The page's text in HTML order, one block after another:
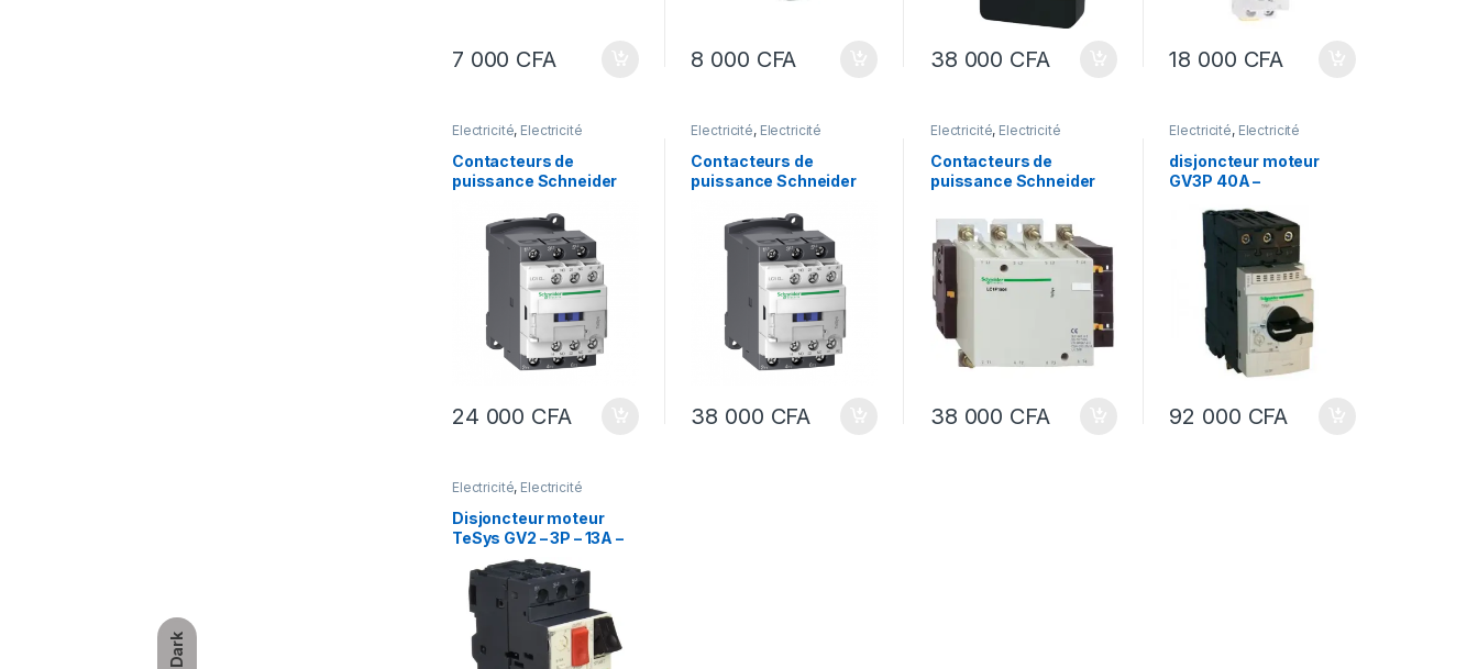
Dark
7 000 CFA 8 000 CFA 38 000 CFA 18 000 CFA
Électricité, Electricité
Contacteurs de
puissance Schneider
TeSys LC1D 3P AC3
440V -bobine 230 V CA
– LC1D12P7 -
Contacteur Schneider
3P Lc1D12 – lc1d12b7
24 000 CFA
Électricité, Electricité
Contacteurs de
puissance Schneider
TeSys LC1D -TeSys
LC1D – contacteur – 3P –
AC-3 440V – 40A –
bobine 220Vca
38 000 CFA
Électricité, Electricité
Contacteurs de
puissance Schneider
TeSys LC1F –
contacteur – 4P – AC-1
440V 250A – sans
bobine
38 000 CFA
Électricité, Electricité
disjoncteur moteur
GV3P 40A –
disjoncteur moteur – 3
PÔLES – GV3P40 –
SCHNEIDER –
magnétothermique
92 000 CFA
Électricité, Electricité
Disjoncteur moteur
TeSys GV2 – 3P – 13A –
magnétothermique